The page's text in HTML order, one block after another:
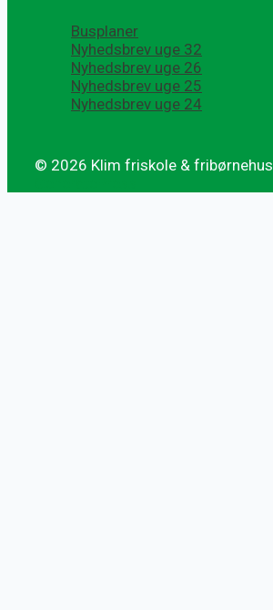
Busplaner
Nyhedsbrev uge 32
Nyhedsbrev uge 26
Nyhedsbrev uge 25
Nyhedsbrev uge 24
© 2026 Klim friskole & fribørnehus